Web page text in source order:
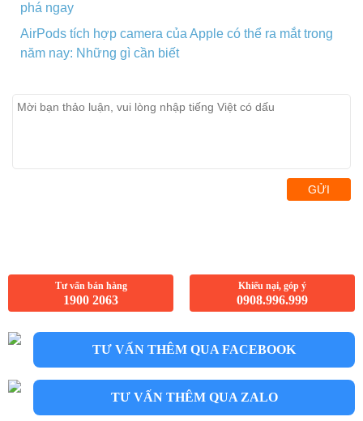
phá ngay
AirPods tích hợp camera của Apple có thể ra mắt trong
năm nay: Những gì cần biết
GỬI
Tư vấn bán hàng
1900 2063
Khiếu nại, góp ý
0908.996.999
TƯ VẤN THÊM QUA FACEBOOK
TƯ VẤN THÊM QUA ZALO